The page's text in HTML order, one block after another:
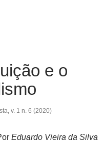
e o
v. 1 n. 6 (2020)
Eduardo Vieira da Silva